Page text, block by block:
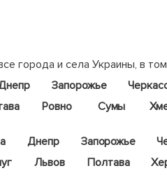
города и села Украины, в
Запорожье
Ровно Сумы
Днепр Запорожье
Львов Полтава